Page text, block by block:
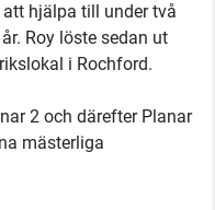
hjälpa till under två
Roy löste sedan ut
i Rochford.
2 och därefter Planar
mästerliga